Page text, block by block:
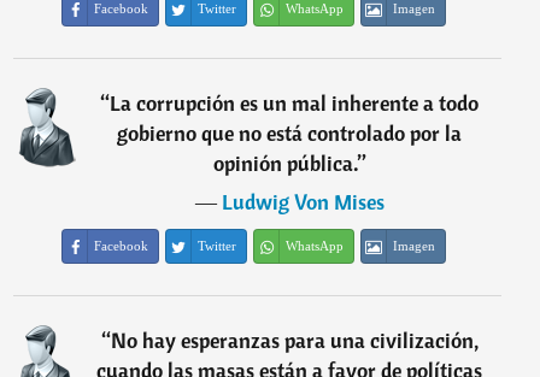
Facebook Twitter WhatsApp Imagen
“La corrupción es un mal inherente a todo
gobierno que no está controlado por la
opinión pública.”
―Ludwig Von Mises
Facebook Twitter WhatsApp Imagen
“No hay esperanzas para una civilización,
cuando las masas están a favor de políticas